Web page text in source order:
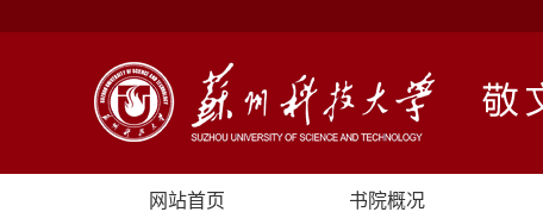
网站首页 书院概况